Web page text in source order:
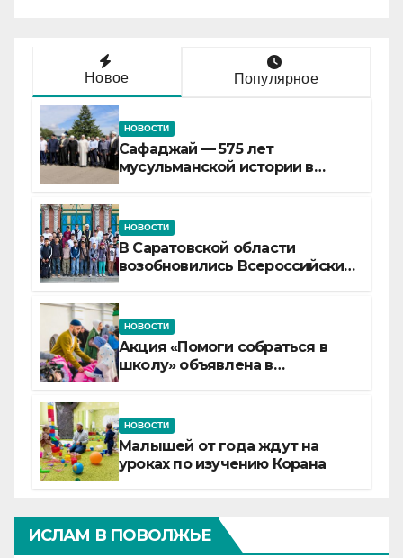
Новое Популярное
НОВОСТИ
Сафаджай — 575 лет
мусульманской истории в
НОВОСТИ
В Саратовской области
возобновились Всероссийские
НОВОСТИ
Акция «Помоги собраться в
школу» объявлена в
НОВОСТИ
Малышей от года ждут на
уроках по изучению Корана
ИСЛАМ В ПОВОЛЖЬЕ